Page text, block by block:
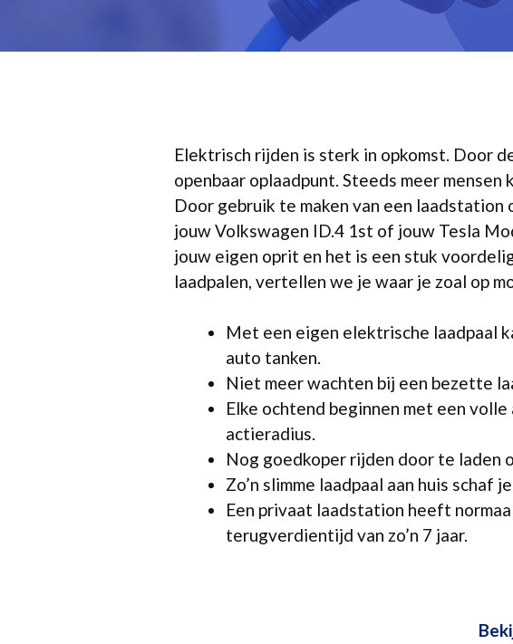
Elektrisch rijden is sterk in opkomst. Door
openbaar oplaadpunt. Steeds meer
Door gebruik te maken van een
jouw Volkswagen ID.4 1st of jouw Tesla
jouw eigen oprit en het is een stuk
laadpalen, vertellen we je waar je zoal op
Met een eigen elektrische laadpaal
auto tanken.
Niet meer wachten bij een bezette
Elke ochtend beginnen met een
actieradius.
Nog goedkoper rijden door te laden
Zo’n slimme laadpaal aan huis schaf
Een privaat laadstation heeft
terugverdientijd van zo’n 7 jaar.